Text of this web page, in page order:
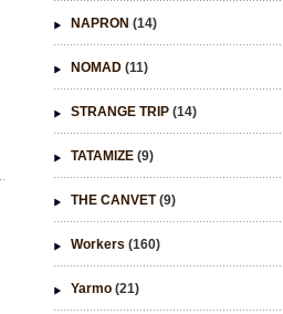
NAPRON (14)
NOMAD (11)
STRANGE TRIP (14)
TATAMIZE (9)
THE CANVET(9)
Workers (160)
Yarmo (21)